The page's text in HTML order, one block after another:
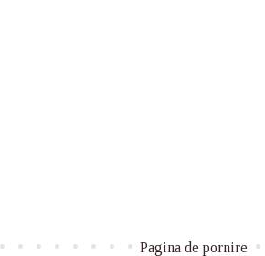
Pagina de pornire